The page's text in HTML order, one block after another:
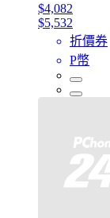
$4,082
$5,532
折價券
P幣